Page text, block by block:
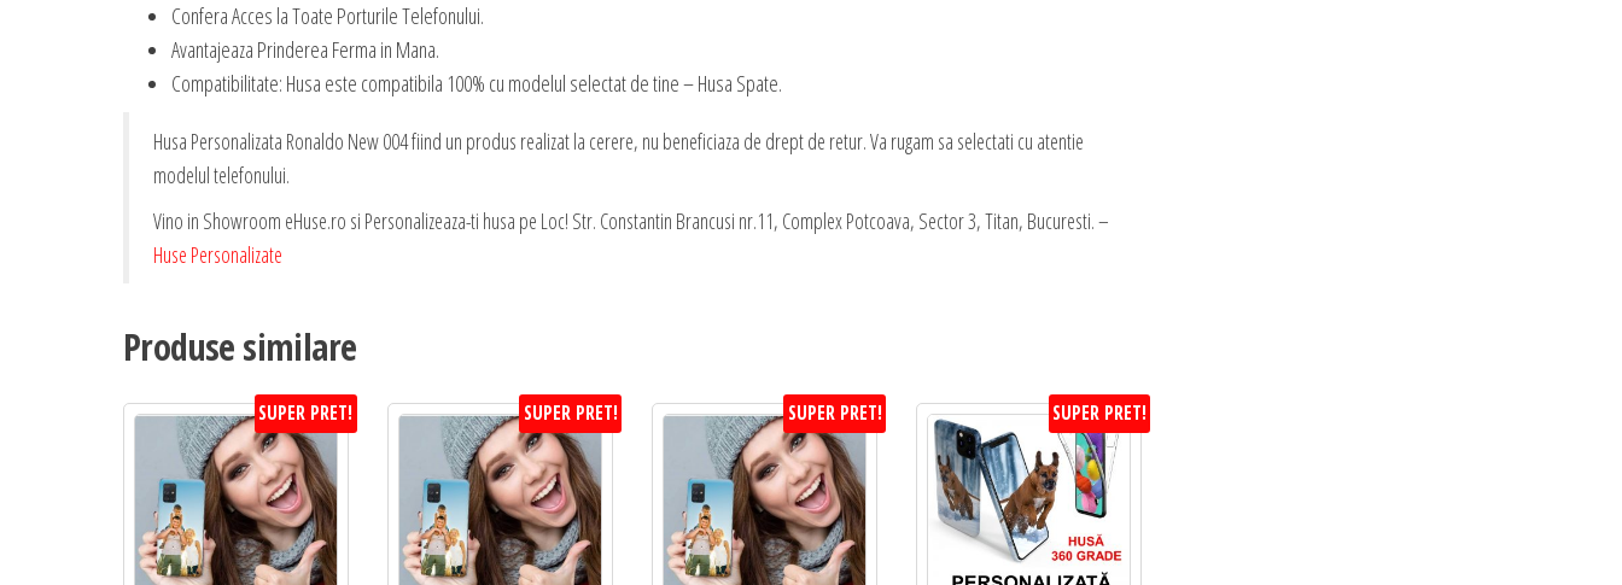
Confera Acces la Toate Porturile Telefonului.
Avantajeaza Prinderea Ferma in Mana.
Compatibilitate: Husa este compatibila 100% cu modelul selectat de tine – Husa Spate.
Husa Personalizata Ronaldo New 004 fiind un produs realizat la cerere, nu beneficiaza de drept de retur. Va rugam sa selectati cu atentie
modelul telefonului.
Vino in Showroom eHuse.ro si Personalizeaza-ti husa pe Loc! Str. Constantin Brancusi nr.11, Complex Potcoava, Sector 3, Titan, Bucuresti. –
Huse Personalizate
Produse similare
SUPER PRET! SUPER PRET! SUPER PRET! SUPER PRET!